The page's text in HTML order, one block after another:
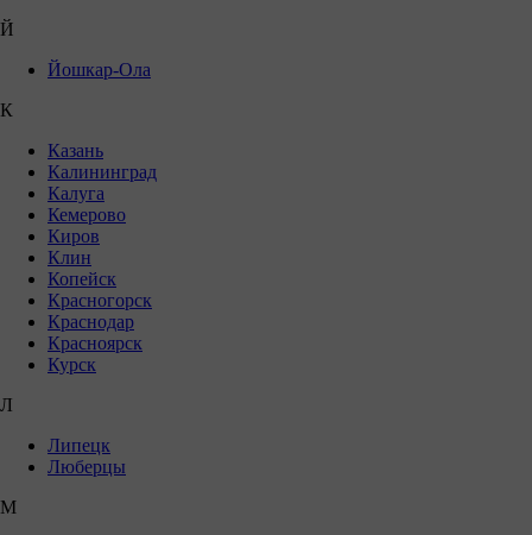
Й
Йошкар-Ола
К
Казань
Калининград
Калуга
Кемерово
Киров
Клин
Копейск
Красногорск
Краснодар
Красноярск
Курск
Л
Липецк
Люберцы
М